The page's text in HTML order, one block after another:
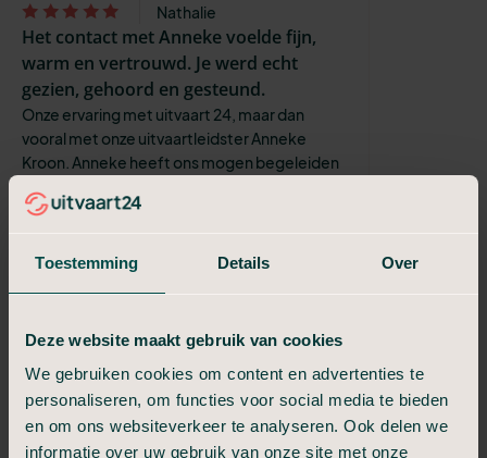
Toestemming Details Over
Deze website maakt gebruik van cookies
We gebruiken cookies om content en advertenties te
personaliseren, om functies voor social media te bieden
en om ons websiteverkeer te analyseren. Ook delen we
informatie over uw gebruik van onze site met onze
Nathalie
Het contact met Anneke voelde fijn,
warm en vertrouwd. Je werd echt
gezien, gehoord en gesteund.
Onze ervaring met uitvaart 24, maar dan
vooral met onze uitvaartleidster Anneke
Kroon. Anneke heeft ons mogen begeleiden
Probleemloos
Zeer tevreden , prima en snel geregeld ! Fijn
Sandra Vloemans
Zeer tevreden.
Vanaf het eerste moment en vanaf het
eerste gesprek heeft ze ons geweldig
geholpen van a tot z. geduld begrip en vooral